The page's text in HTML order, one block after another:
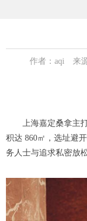
作者：aqi 来
上海嘉定桑拿主打
积达 860㎡，选址避
务人士与追求私密放